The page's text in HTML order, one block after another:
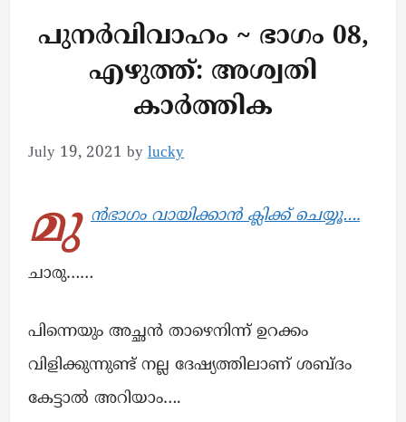
പുനർവിവാഹം ~ ഭാഗം 08,
എഴുത്ത്: അശ്വതി
കാർത്തിക
July 19, 2021 by lucky
മു ൻഭാഗം വായിക്കാൻ ക്ലിക്ക് ചെയ്യൂ….
ചാരു……
പിന്നെയും അച്ഛൻ താഴെനിന്ന് ഉറക്കം
വിളിക്കുന്നുണ്ട് നല്ല ദേഷ്യത്തിലാണ് ശബ്ദം
കേട്ടാൽ അറിയാം….